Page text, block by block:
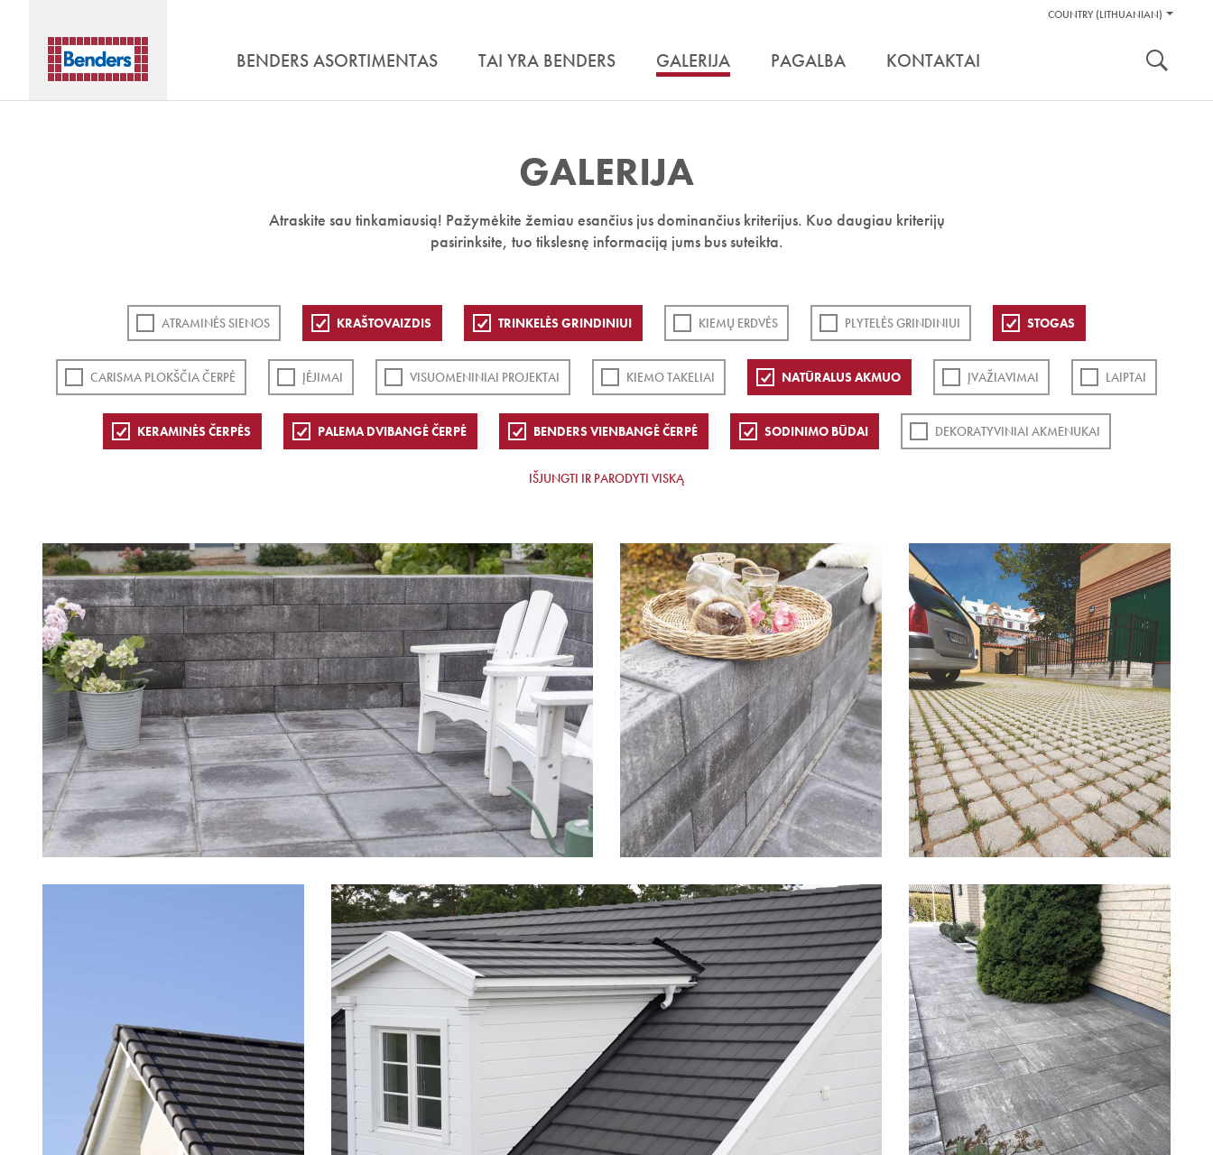
Pagalbos
COUNTRY (LITHUANIAN)
BENDERS ASORTIMENTAS TAI YRA BENDERS GALERIJA PAGALBA KONTAKTAI
GALERIJA
Atraskite sau tinkamiausią! Pažymėkite žemiau esančius jus dominančius kriterijus. Kuo daugiau kriterijų
pasirinksite, tuo tikslesnę informaciją jums bus suteikta.
ATRAMINĖS SIENOS KRAŠTOVAIZDIS TRINKELĖS GRINDINIUI KIEMŲ ERDVĖS PLYTELĖS GRINDINIUI STOGAS
CARISMA PLOKŠČIA ČERPĖ ĮĖJIMAI VISUOMENINIAI PROJEKTAI KIEMO TAKELIAI NATŪRALUS AKMUO ĮVAŽIAVIMAI LAIPTAI
KERAMINĖS ČERPĖS PALEMA DVIBANGĖ ČERPĖ BENDERS VIENBANGĖ ČERPĖ SODINIMO BŪDAI DEKORATYVINIAI AKMENUKAI
IŠJUNGTI IR PARODYTI VISKĄ